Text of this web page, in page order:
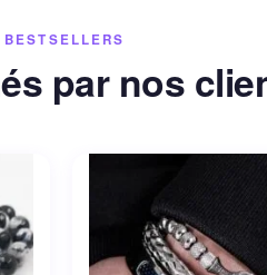
BESTSELLERS
par nos